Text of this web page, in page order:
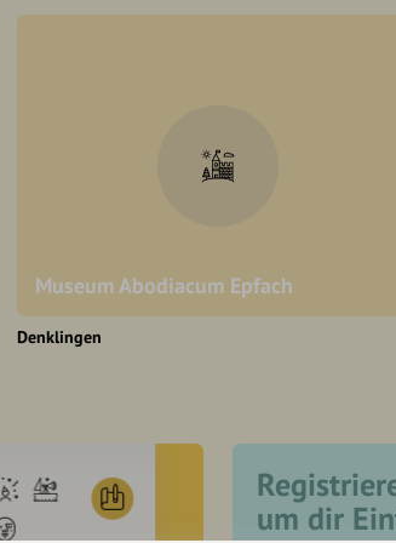
Museum Abodiacum Epfach
Denklingen
um dir